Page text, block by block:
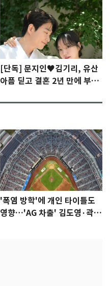
[단독] 문지인♥김기리, 유산
아픔 딛고 결혼 2년 만에 부모
'폭염 방학'에 개인 타이틀도
영향…'AG 차출' 김도영·곽빈